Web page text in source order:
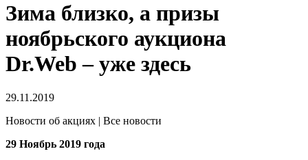
Зима близко, а призы
ноябрьского аукциона
Dr.Web – уже здесь
29.11.2019
Новости об акциях | Все новости
29 Ноябрь 2019 года